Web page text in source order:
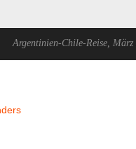
Chile-Reise, März 2025